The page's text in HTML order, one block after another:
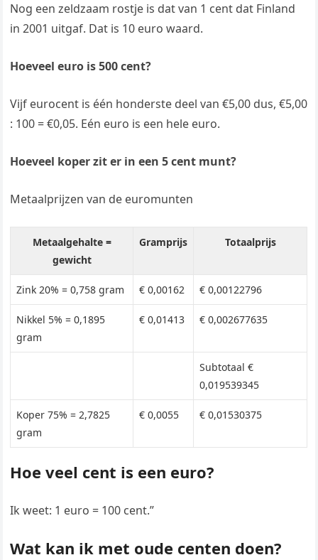
Nog een zeldzaam rostje is dat van 1 cent dat Finland
in 2001 uitgaf. Dat is 10 euro waard.
Hoeveel euro is 500 cent?
Vijf eurocent is één honderste deel van €5,00 dus, €5,00
: 100 = €0,05. Eén euro is een hele euro.
Hoeveel koper zit er in een 5 cent munt?
Metaalprijzen van de euromunten
Metaalgehalte =
gewicht
Gramprijs Totaalprijs
Zink 20% = 0,758 gram € 0,00162 € 0,00122796
Nikkel 5% = 0,1895
gram
€ 0,01413 € 0,002677635
Subtotaal €
0,019539345
Koper 75% = 2,7825
gram
€ 0,0055 € 0,01530375
Hoe veel cent is een euro?
Ik weet: 1 euro = 100 cent.”
Wat kan ik met oude centen doen?